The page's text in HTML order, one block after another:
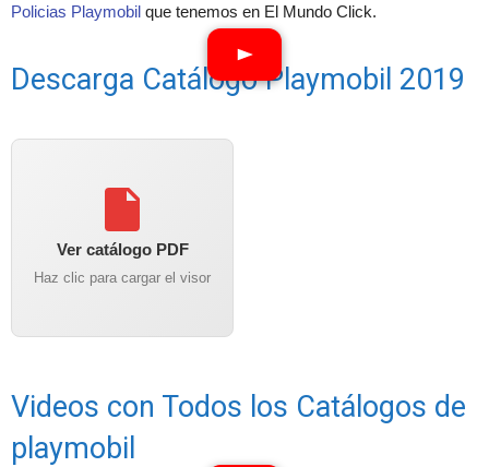
Policias Playmobil que tenemos en El Mundo Click.
Descarga Catálogo Playmobil 2019
Ver catálogo PDF
Haz clic para cargar el visor
Videos con Todos los Catálogos de
playmobil